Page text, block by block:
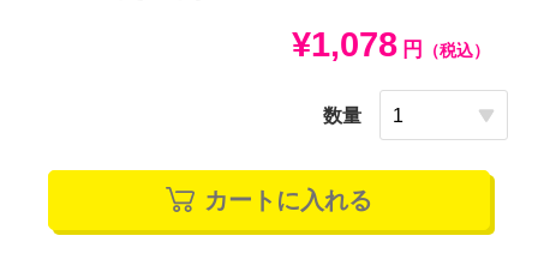
¥1,078 円 （税込）
数量
カートに入れる